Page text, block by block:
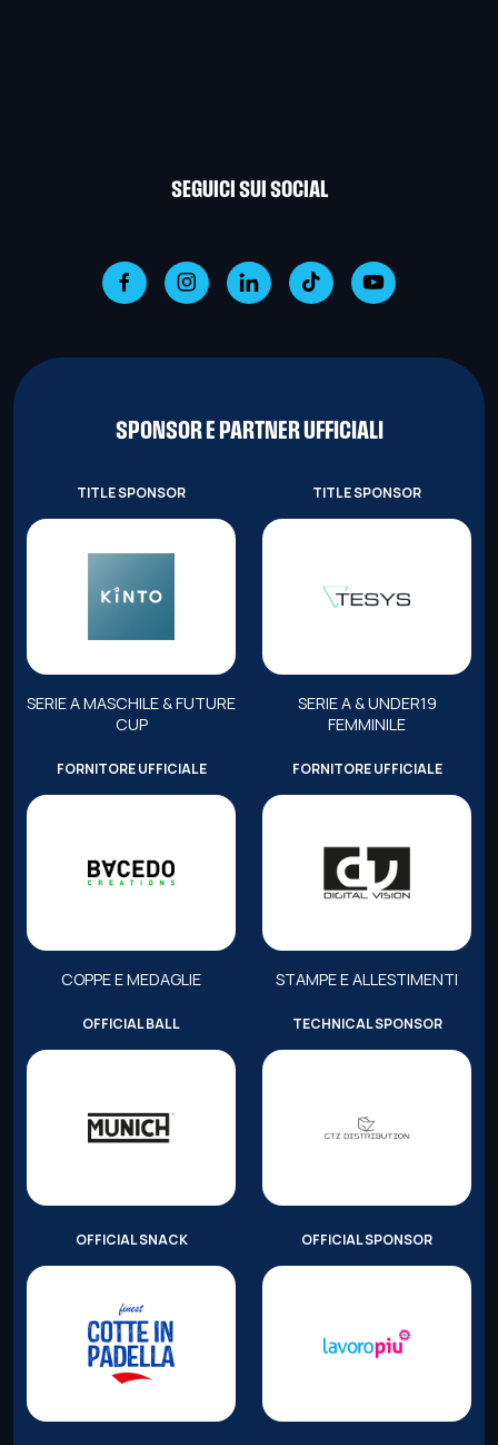
SEGUICI SUI SOCIAL
SPONSOR E PARTNER UFFICIALI
TITLE SPONSOR
SERIE A MASCHILE & FUTURE
CUP
TITLE SPONSOR
SERIE A & UNDER19
FEMMINILE
FORNITORE UFFICIALE
COPPE E MEDAGLIE
FORNITORE UFFICIALE
STAMPE E ALLESTIMENTI
OFFICIAL BALL TECHNICAL SPONSOR
OFFICIAL SNACK OFFICIAL SPONSOR